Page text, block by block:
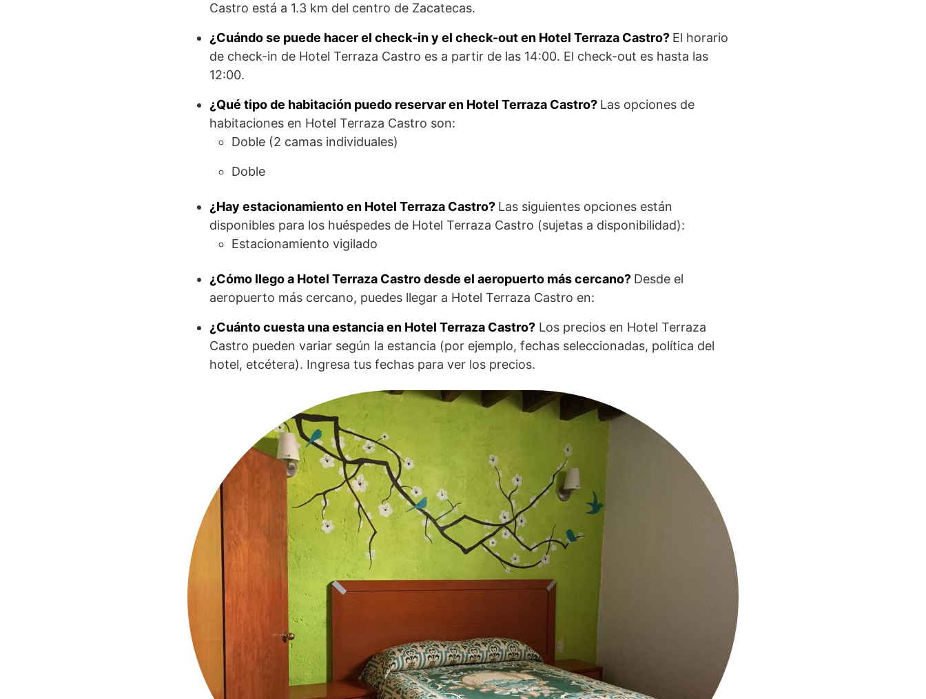
Castro está a 1.3 km del centro de Zacatecas.
¿Cuándo se puede hacer el check-in y el check-out en Hotel Terraza Castro? El horario
de check-in de Hotel Terraza Castro es a partir de las 14:00. El check-out es hasta las
12:00.
¿Qué tipo de habitación puedo reservar en Hotel Terraza Castro? Las opciones de
habitaciones en Hotel Terraza Castro son:
Doble (2 camas individuales)
Doble
¿Hay estacionamiento en Hotel Terraza Castro? Las siguientes opciones están
disponibles para los huéspedes de Hotel Terraza Castro (sujetas a disponibilidad):
Estacionamiento vigilado
¿Cómo llego a Hotel Terraza Castro desde el aeropuerto más cercano? Desde el
aeropuerto más cercano, puedes llegar a Hotel Terraza Castro en:
¿Cuánto cuesta una estancia en Hotel Terraza Castro? Los precios en Hotel Terraza
Castro pueden variar según la estancia (por ejemplo, fechas seleccionadas, política del
hotel, etcétera). Ingresa tus fechas para ver los precios.